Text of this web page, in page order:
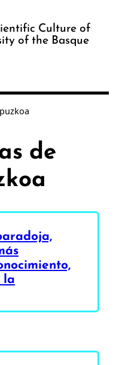
Culture of
of the Basque
de
la